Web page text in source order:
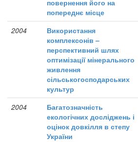
повернення його на
попереднє місце
2004
Використання
комплексонів –
перспективний шлях
оптимізації мінерального
живлення
сільськогосподарських
культур
2004
Багатозначність
екологічних досліджень і
оцінок довкілля в степу
України